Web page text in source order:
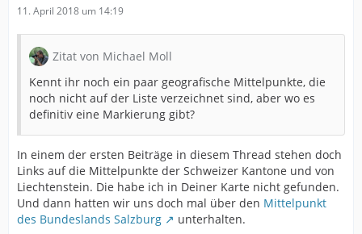
11. April 2018 um 14:19
Zitat von Michael Moll
Kennt ihr noch ein paar geografische Mittelpunkte, die
noch nicht auf der Liste verzeichnet sind, aber wo es
definitiv eine Markierung gibt?
In einem der ersten Beiträge in diesem Thread stehen doch
Links auf die Mittelpunkte der Schweizer Kantone und von
Liechtenstein. Die habe ich in Deiner Karte nicht gefunden.
Und dann hatten wir uns doch mal über den Mittelpunkt
des Bundeslands Salzburg
unterhalten.